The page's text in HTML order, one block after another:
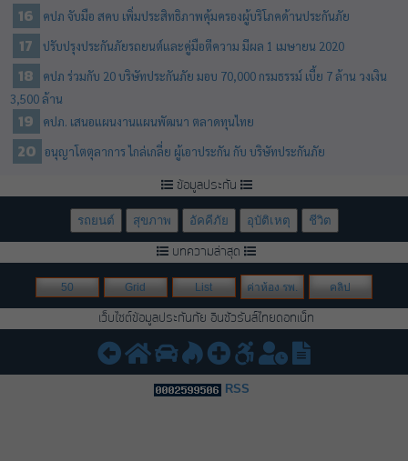
คปภ จับมือ สคบ เพิ่มประสิทธิภาพคุ้มครองผู้บริโภคด้านประกันภัย
ปรับปรุงประกันภัยรถยนต์และคู่มือตีความ มีผล 1 เมษายน 2020
คปภ ร่วมกับ 20 บริษัทประกันภัย มอบ 70,000 กรมธรรม์ เบี้ย 7 ล้าน วงเงิน
3,500 ล้าน
คปภ. เสนอแผนงานแผนพัฒนา ตลาดทุนไทย
อนุญาโตตุลาการ ไกล่เกลี่ย ผู้เอาประกัน กับ บริษัทประกันภัย
ข้อมูลประกัน
รถยนต์ สุขภาพ อัคคีภัย อุบัติเหตุ ชีวิต
บทความล่าสุด
50 Grid List ค่าห้อง รพ. คลิป
เว็บไซต์ข้อมูลประกันภัย อินชัวรันส์ไทยดอทเน็ท
RSS